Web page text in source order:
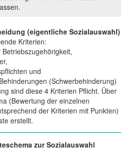
(eigentliche Sozialauswahl)
Kriterien:
Betriebszugehörigkeit,
und
(Schwerbehinderung)
sind diese 4 Kriterien Pflicht. Über
(Bewertung der einzelnen
der Kriterien mit Punkten)
erstellt.
zur Sozialauswahl